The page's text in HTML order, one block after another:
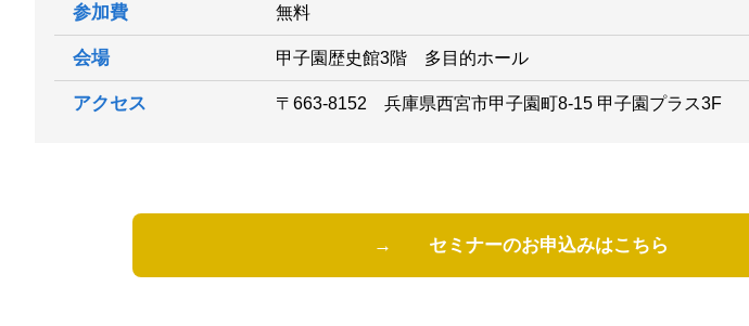
参加費 無料
会場 甲子園歴史館3階 多目的ホール
アクセス 〒663-8152 兵庫県西宮市甲子園町8-15 甲子園プラス3F
→ セミナーのお申込みはこちら